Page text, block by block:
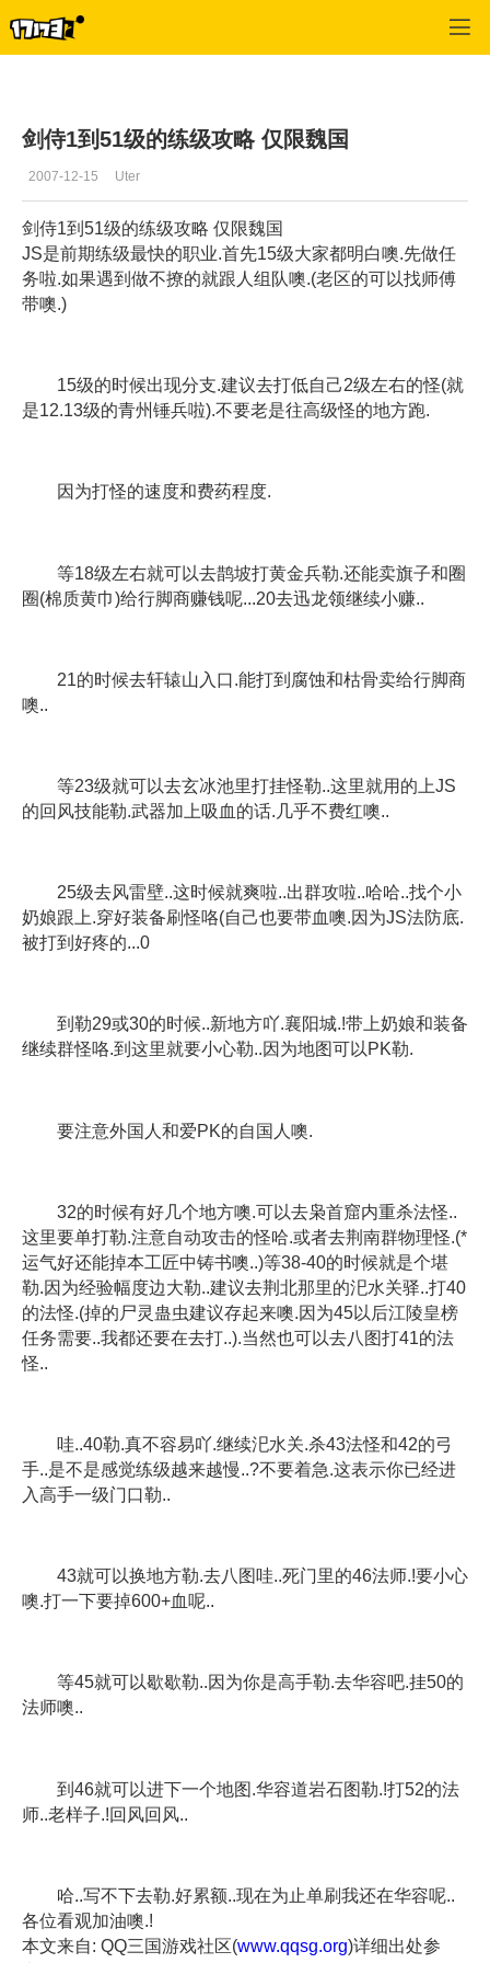
剑侍1到51级的练级攻略 仅限魏国
2007-12-15 Uter
剑侍1到51级的练级攻略 仅限魏国
JS是前期练级最快的职业.首先15级大家都明白噢.先做任
务啦.如果遇到做不撩的就跟人组队噢.(老区的可以找师傅
带噢.)
15级的时候出现分支.建议去打低自己2级左右的怪(就
是12.13级的青州锤兵啦).不要老是往高级怪的地方跑.
因为打怪的速度和费药程度.
等18级左右就可以去鹊坡打黄金兵勒.还能卖旗子和圈
圈(棉质黄巾)给行脚商赚钱呢...20去迅龙领继续小赚..
21的时候去轩辕山入口.能打到腐蚀和枯骨卖给行脚商
噢..
等23级就可以去玄冰池里打挂怪勒..这里就用的上JS
的回风技能勒.武器加上吸血的话.几乎不费红噢..
25级去风雷壁..这时候就爽啦..出群攻啦..哈哈..找个小
奶娘跟上.穿好装备刷怪咯(自己也要带血噢.因为JS法防底.
被打到好疼的...0
到勒29或30的时候..新地方吖.襄阳城.!带上奶娘和装备
继续群怪咯.到这里就要小心勒..因为地图可以PK勒.
要注意外国人和爱PK的自国人噢.
32的时候有好几个地方噢.可以去枭首窟内重杀法怪..
这里要单打勒.注意自动攻击的怪哈.或者去荆南群物理怪.(*
运气好还能掉本工匠中铸书噢..)等38-40的时候就是个堪
勒.因为经验幅度边大勒..建议去荆北那里的汜水关驿..打40
的法怪.(掉的尸灵蛊虫建议存起来噢.因为45以后江陵皇榜
任务需要..我都还要在去打..).当然也可以去八图打41的法
怪..
哇..40勒.真不容易吖.继续汜水关.杀43法怪和42的弓
手..是不是感觉练级越来越慢..?不要着急.这表示你已经进
入高手一级门口勒..
43就可以换地方勒.去八图哇..死门里的46法师.!要小心
噢.打一下要掉600+血呢..
等45就可以歇歇勒..因为你是高手勒.去华容吧.挂50的
法师噢..
到46就可以进下一个地图.华容道岩石图勒.!打52的法
师..老样子.!回风回风..
哈..写不下去勒.好累额..现在为止单刷我还在华容呢..
各位看观加油噢.!
本文来自: QQ三国游戏社区(www.qqsg.org)详细出处参